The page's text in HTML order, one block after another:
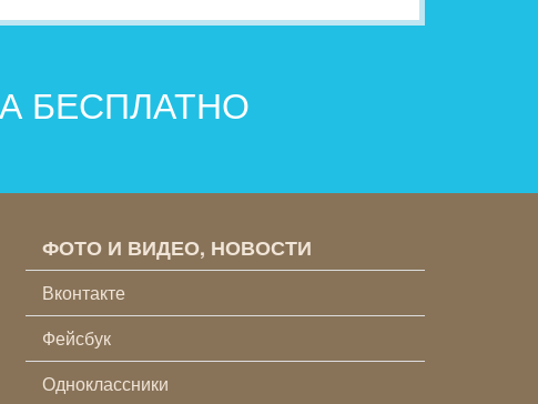
БЕСПЛАТНО
ФОТО И ВИДЕО, НОВОСТИ
Вконтакте
Фейсбук
Одноклассники